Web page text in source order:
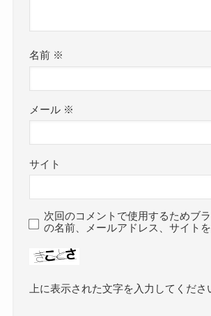
名前 ※
メール ※
サイト
次回のコメントで使用するためブ
の名前、メールアドレス、サイトを
上に表示された文字を入力してくださ